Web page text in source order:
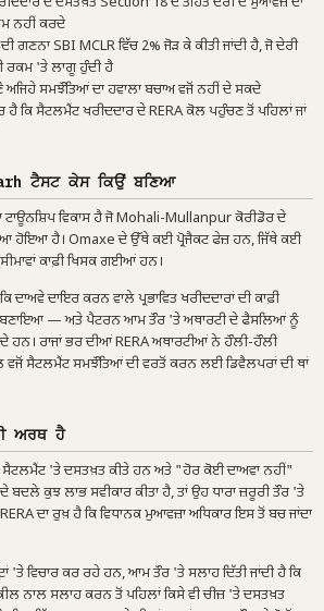
ਨਹੀਂ ਕਰਦੇ
ਗਣਨਾ SBI MCLR ਵਿੱਚ 2% ਜੋੜ ਕੇ ਕੀਤੀ ਜਾਂਦੀ ਹੈ, ਜੋ ਦੇਰੀ
ਰਕਮ 'ਤੇ ਲਾਗੂ ਹੁੰਦੀ ਹੈ
ਅਜਿਹੇ ਸਮਝੌਤਿਆਂ ਦਾ ਹਵਾਲਾ ਬਚਾਅ ਵਜੋਂ ਨਹੀਂ ਦੇ ਸਕਦੇ
ਕਿ ਸੈਟਲਮੈਂਟ ਖਰੀਦਦਾਰ ਦੇ RERA ਕੋਲ ਪਹੁੰਚਣ ਤੋਂ ਪਹਿਲਾਂ ਜਾਂ
ਟੈਸਟ ਕੇਸ ਕਿਉਂ ਬਣਿਆ
ਵਿਕਾਸ ਹੈ ਜੋ Mohali-Mullanpur ਕੋਰੀਡੋਰ ਦੇ
ਹੋਇਆ ਹੈ। Omaxe ਦੇ ਉੱਥੇ ਕਈ ਪ੍ਰੋਜੈਕਟ ਫੇਜ਼ ਹਨ, ਜਿੱਥੇ ਕਈ
ਕਾਫ਼ੀ ਖਿਸਕ ਗਈਆਂ ਹਨ।
ਦਾਅਵੇ ਦਾਇਰ ਕਰਨ ਵਾਲੇ ਪ੍ਰਭਾਵਿਤ ਖਰੀਦਦਾਰਾਂ ਦੀ ਕਾਫ਼ੀ
ਬਣਾਇਆ — ਅਤੇ ਪੈਟਰਨ ਆਮ ਤੌਰ 'ਤੇ ਅਥਾਰਟੀ ਦੇ ਫੈਸਲਿਆਂ ਨੂੰ
ਹਨ। ਰਾਜਾਂ ਭਰ ਦੀਆਂ RERA ਅਥਾਰਟੀਆਂ ਨੇ ਹੌਲੀ-ਹੌਲੀ
ਵਜੋਂ ਸੈਟਲਮੈਂਟ ਸਮਝੌਤਿਆਂ ਦੀ ਵਰਤੋਂ ਕਰਨ ਲਈ ਡਿਵੈਲਪਰਾਂ ਦੀ ਥਾਂ
ਅਰਥ ਹੈ
ਸੈਟਲਮੈਂਟ 'ਤੇ ਦਸਤਖ਼ਤ ਕੀਤੇ ਹਨ ਅਤੇ "ਹੋਰ ਕੋਈ ਦਾਅਵਾ ਨਹੀਂ"
ਕੁਝ ਲਾਭ ਸਵੀਕਾਰ ਕੀਤਾ ਹੈ, ਤਾਂ ਉਹ ਧਾਰਾ ਜ਼ਰੂਰੀ ਤੌਰ 'ਤੇ
ਦਾ ਰੁਖ਼ ਹੈ ਕਿ ਵਿਧਾਨਕ ਮੁਆਵਜ਼ਾ ਅਧਿਕਾਰ ਇਸ ਤੋਂ ਬਚ ਜਾਂਦਾ
'ਤੇ ਵਿਚਾਰ ਕਰ ਰਹੇ ਹਨ, ਆਮ ਤੌਰ 'ਤੇ ਸਲਾਹ ਦਿੱਤੀ ਜਾਂਦੀ ਹੈ ਕਿ
ਨਾਲ ਸਲਾਹ ਕਰਨ ਤੋਂ ਪਹਿਲਾਂ ਕਿਸੇ ਵੀ ਚੀਜ਼ 'ਤੇ ਦਸਤਖ਼ਤ